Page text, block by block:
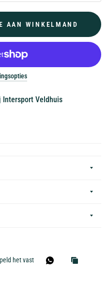
AAN WINKELMAND
Intersport Veldhuis
het vast